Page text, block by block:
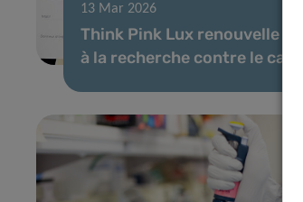
13 Mar 2026
Think Pink Lux renouvelle
à la recherche contre le